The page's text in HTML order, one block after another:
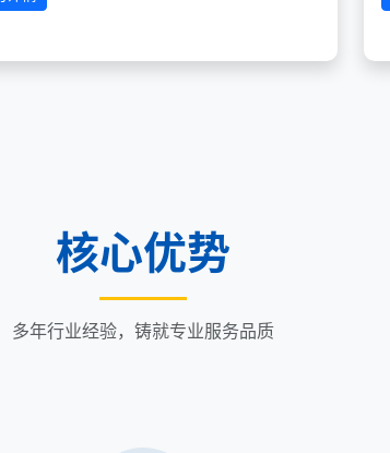
核心优势
多年行业经验，铸就专业服务品质